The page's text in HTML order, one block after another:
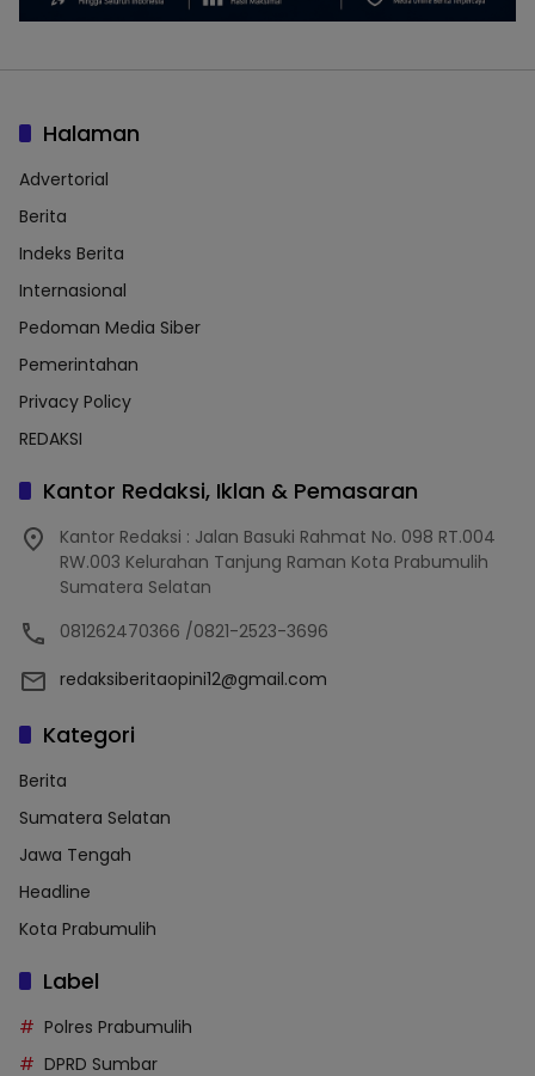
Halaman
Advertorial
Berita
Indeks Berita
Internasional
Pedoman Media Siber
Pemerintahan
Privacy Policy
REDAKSI
Kantor Redaksi, Iklan & Pemasaran
Kantor Redaksi : Jalan Basuki Rahmat No. 098 RT.004
RW.003 Kelurahan Tanjung Raman Kota Prabumulih
Sumatera Selatan
081262470366 /0821-2523-3696
redaksiberitaopini12@gmail.com
Kategori
Berita
Sumatera Selatan
Jawa Tengah
Headline
Kota Prabumulih
Label
Polres Prabumulih
DPRD Sumbar